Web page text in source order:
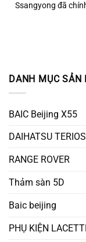
DANH MỤC SẢN
BAIC Beijing X55
DAIHATSU TERIOS
RANGE ROVER
Thảm sàn 5D
Baic beijing
PHỤ KIỆN LACETTI
Ssangyong đã